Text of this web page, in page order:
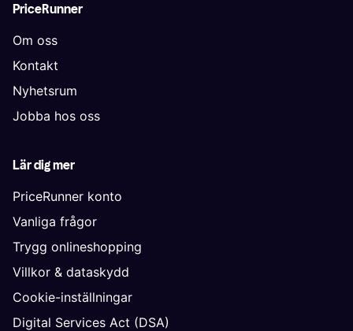
PriceRunner
Om oss
Kontakt
Nyhetsrum
Jobba hos oss
Lär dig mer
PriceRunner konto
Vanliga frågor
Trygg onlineshopping
Villkor & dataskydd
Cookie-inställningar
Digital Services Act (DSA)